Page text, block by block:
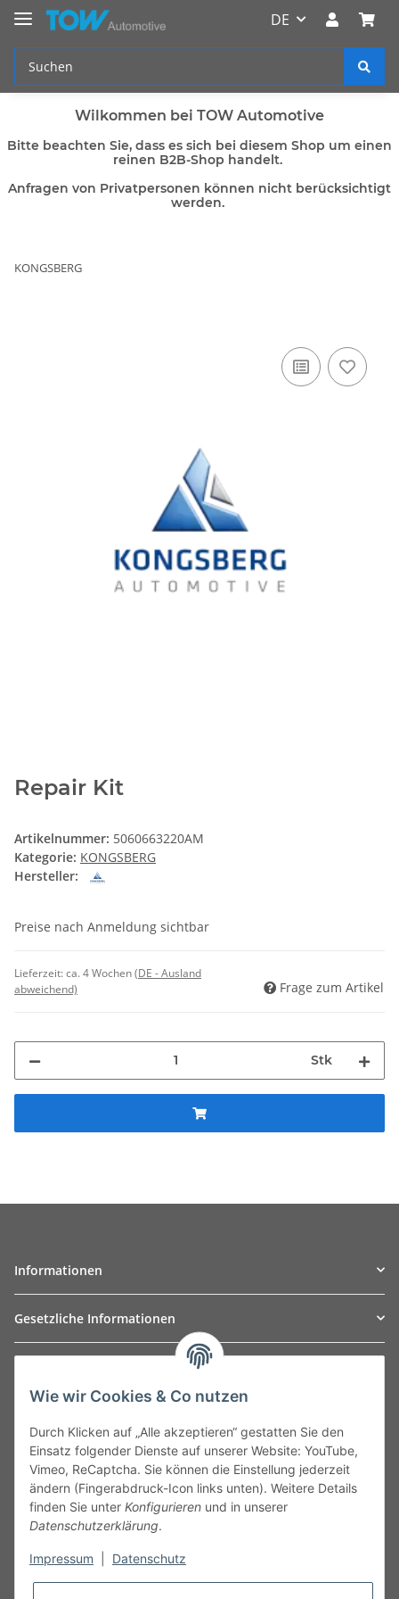
DE
Wilkommen bei TOW Automotive
Bitte beachten Sie, dass es sich bei diesem Shop um einen
reinen B2B-Shop handelt.
Anfragen von Privatpersonen können nicht berücksichtigt
werden.
KONGSBERG
Repair Kit
Artikelnummer: 5060663220AM
Kategorie: KONGSBERG
Hersteller:
Preise nach Anmeldung sichtbar
Lieferzeit:ca. 4 Wochen(DE - Ausland
abweichend)
Frage zum Artikel
Stk
Informationen
Gesetzliche Informationen
Leibnizstraße 2a
Germany
Phone:+49 40 5287270
Fax:+49 40 5281050
Email:sales@tow-automotive.de
Wie wir Cookies & Co nutzen
Durch Klicken auf „Alle akzeptieren“ gestatten Sie den
Einsatz folgender Dienste auf unserer Website: YouTube,
Vimeo, ReCaptcha. Sie können die Einstellung jederzeit
ändern (Fingerabdruck-Icon links unten). Weitere Details
finden Sie unter Konfigurieren und in unserer
Datenschutzerklärung.
Impressum Datenschutz